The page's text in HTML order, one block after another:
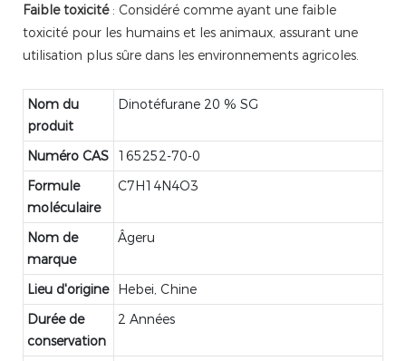
Faible toxicité : Considéré comme ayant une faible
toxicité pour les humains et les animaux, assurant une
utilisation plus sûre dans les environnements agricoles.
Nom du
produit
Dinotéfurane 20 % SG
Numéro CAS
165252-70-0
Formule
moléculaire
C7H14N4O3
Nom de
marque
Âgeru
Lieu d'origine
Hebei, Chine
Durée de
conservation
2 Années